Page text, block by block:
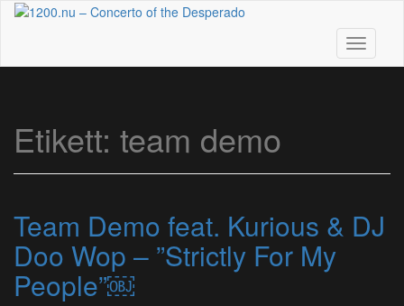
Skip
content
Toggle
Etikett: team demo
Team Demo feat. Kurious & DJ
Doo Wop – ”Strictly For My
People”￼